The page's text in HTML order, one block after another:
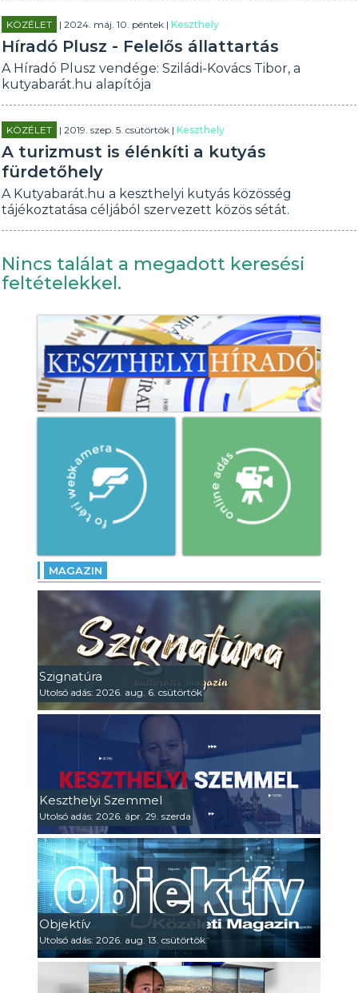
KÖZÉLET | 2024. máj. 10. péntek |Keszthely
Híradó Plusz - Felelős állattartás
A Híradó Plusz vendége: Sziládi-Kovács Tibor, a
kutyabarát.hu alapítója
KÖZÉLET | 2019. szep. 5. csütörtök |Keszthely
A turizmust is élénkíti a kutyás
fürdetőhely
A Kutyabarát.hu a keszthelyi kutyás közösség
tájékoztatása céljából szervezett közös sétát.
Nincs találat a megadott keresési
feltételekkel.
MAGAZIN
Szignatúra
Utolsó adás: 2026. aug. 6. csütörtök
Keszthelyi Szemmel
Utolsó adás: 2026. ápr. 29. szerda
Objektív
Utolsó adás: 2026. aug. 13. csütörtök